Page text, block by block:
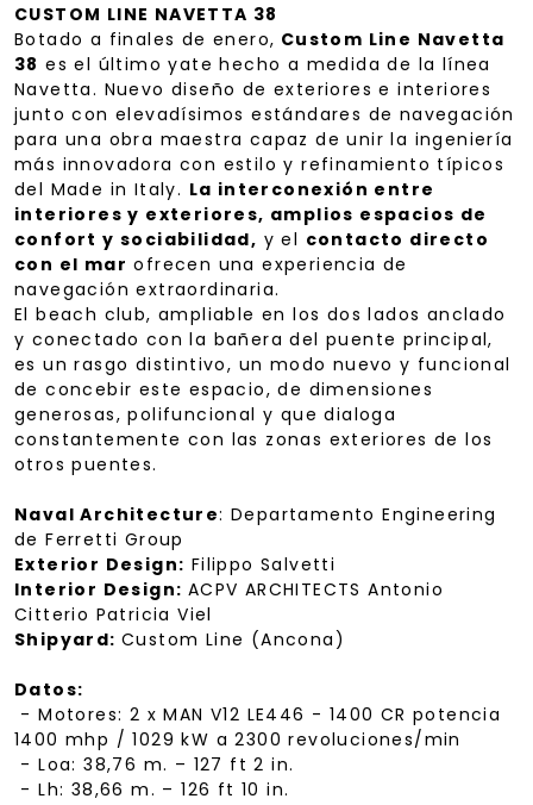
CUSTOM LINE NAVETTA 38
Botado a finales de enero, Custom Line Navetta
38 es el último yate hecho a medida de la línea
Navetta. Nuevo diseño de exteriores e interiores
junto con elevadísimos estándares de navegación
para una obra maestra capaz de unir la ingeniería
más innovadora con estilo y refinamiento típicos
del Made in Italy. La interconexión entre
interiores y exteriores, amplios espacios de
confort y sociabilidad, y el contacto directo
con el mar ofrecen una experiencia de
navegación extraordinaria.
El beach club, ampliable en los dos lados anclado
y conectado con la bañera del puente principal,
es un rasgo distintivo, un modo nuevo y funcional
de concebir este espacio, de dimensiones
generosas, polifuncional y que dialoga
constantemente con las zonas exteriores de los
otros puentes.
Naval Architecture: Departamento Engineering
de Ferretti Group
Exterior Design: Filippo Salvetti
Interior Design: ACPV ARCHITECTS Antonio
Citterio Patricia Viel
Shipyard: Custom Line (Ancona)
Datos:
- Motores: 2 x MAN V12 LE446 - 1400 CR potencia
1400 mhp / 1029 kW a 2300 revoluciones/min
- Loa: 38,76 m. – 127 ft 2 in.
- Lh: 38,66 m. – 126 ft 10 in.